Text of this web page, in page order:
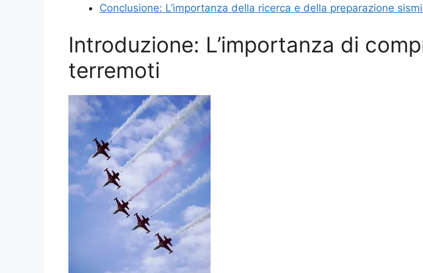
Conclusione: L’importanza della ricerca e della preparazione
Introduzione: L’importanza di
terremoti